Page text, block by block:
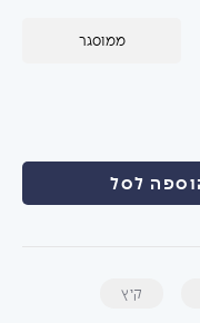
ממוסגר
לסל
קיץ